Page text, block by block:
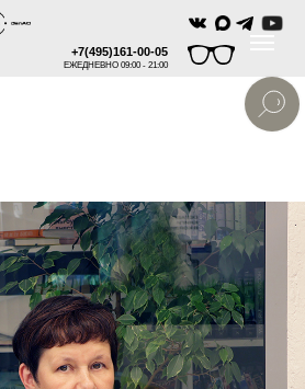
+7(495)161-00-05
ЕЖЕДНЕВНО 09:00 - 21:00